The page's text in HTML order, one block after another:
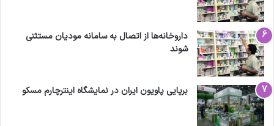
داروخانه‌ها از اتصال به سامانه مودیان مستثنی
شوند
برپایی پاویون ایران در نمایشگاه اینترچارم مسکو